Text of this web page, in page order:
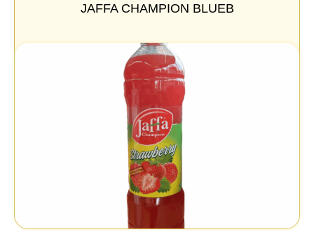
JAFFA CHAMPION BLUEB